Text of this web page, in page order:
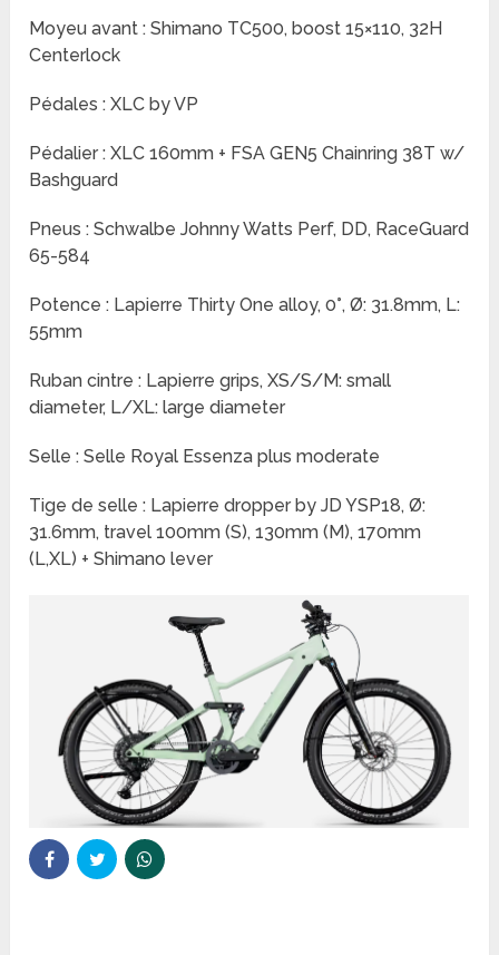
Moyeu avant : Shimano TC500, boost 15×110, 32H
Centerlock
Pédales : XLC by VP
Pédalier : XLC 160mm + FSA GEN5 Chainring 38T w/
Bashguard
Pneus : Schwalbe Johnny Watts Perf, DD, RaceGuard
65-584
Potence : Lapierre Thirty One alloy, 0°, Ø: 31.8mm, L:
55mm
Ruban cintre : Lapierre grips, XS/S/M: small
diameter, L/XL: large diameter
Selle : Selle Royal Essenza plus moderate
Tige de selle : Lapierre dropper by JD YSP18, Ø:
31.6mm, travel 100mm (S), 130mm (M), 170mm
(L,XL) + Shimano lever